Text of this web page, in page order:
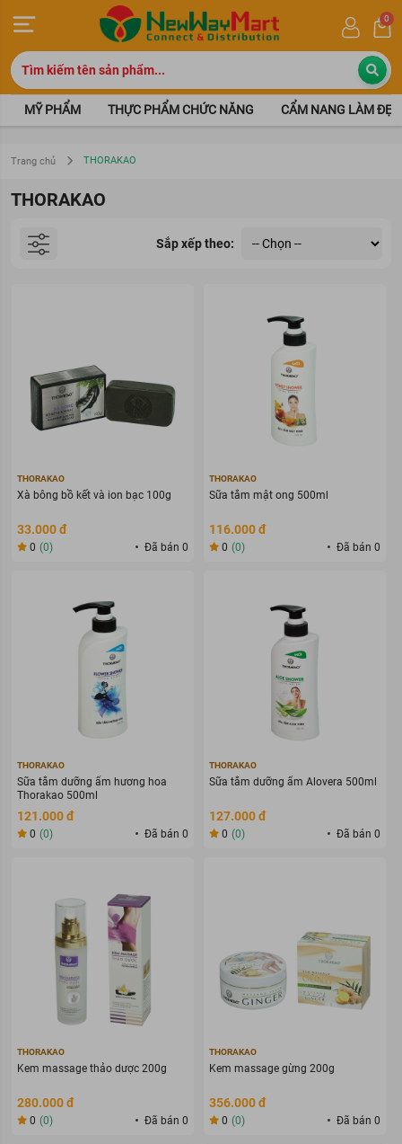
0
MỸ PHẨM THỰC PHẨM CHỨC NĂNG CẨM NANG LÀM ĐẸP
Trang chủ THORAKAO
THORAKAO
Sắp xếp theo:
THORAKAO
Xà bông bồ kết và ion bạc 100g
33.000 đ
0 (0) Đã bán 0
THORAKAO
Sữa tắm mật ong 500ml
116.000 đ
0 (0) Đã bán 0
THORAKAO
Sữa tắm dưỡng ẩm hương hoa
Thorakao 500ml
121.000 đ
0 (0) Đã bán 0
THORAKAO
Sữa tắm dưỡng ẩm Alovera 500ml
127.000 đ
0 (0) Đã bán 0
THORAKAO
Kem massage thảo dược 200g
280.000 đ
0 (0) Đã bán 0
THORAKAO
Kem massage gừng 200g
356.000 đ
0 (0) Đã bán 0